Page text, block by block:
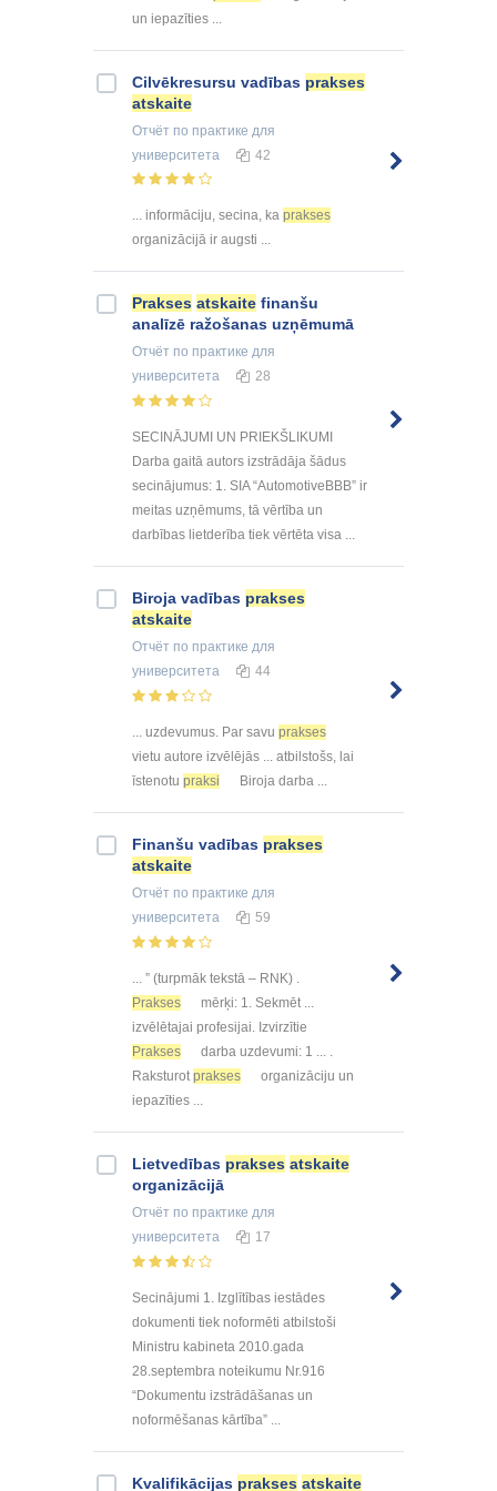
un iepazīties ...
Cilvēkresursu vadības prakses
atskaite
Отчёт по практике для
университета
42
... informāciju, secina, ka prakses
organizācijā ir augsti ...
Prakses atskaite finanšu
analīzē ražošanas uzņēmumā
Отчёт по практике для
университета
28
SECINĀJUMI UN PRIEKŠLIKUMI
Darba gaitā autors izstrādāja šādus
secinājumus: 1. SIA “AutomotiveBBB” ir
meitas uzņēmums, tā vērtība un
darbības lietderība tiek vērtēta visa ...
Biroja vadības prakses
atskaite
Отчёт по практике для
университета
44
... uzdevumus. Par savu prakses
vietu autore izvēlējās ... atbilstošs, lai
īstenotu praksi Biroja darba ...
Finanšu vadības prakses
atskaite
Отчёт по практике для
университета
59
... ” (turpmāk tekstā – RNK) .
Prakses
mērķi: 1. Sekmēt ...
izvēlētajai profesijai. Izvirzītie
Prakses
darba uzdevumi: 1 ... .
Raksturotprakses
organizāciju un
iepazīties ...
Lietvedības prakses atskaite
organizācijā
Отчёт по практике для
университета
17
Secinājumi 1. Izglītības iestādes
dokumenti tiek noformēti atbilstoši
Ministru kabineta 2010.gada
28.septembra noteikumu Nr.916
“Dokumentu izstrādāšanas un
noformēšanas kārtība” ...
Kvalifikācijas prakses atskaite